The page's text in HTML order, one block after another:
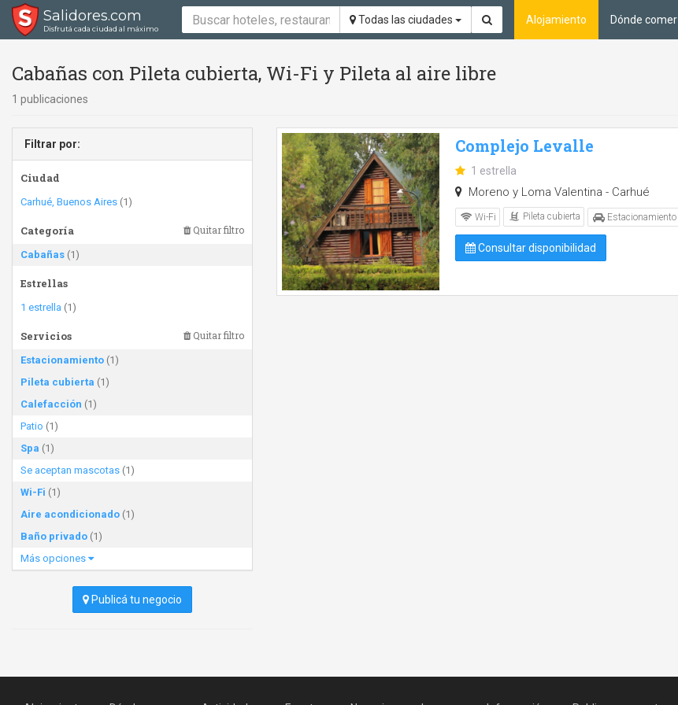
Salidores.com
Disfrutá cada ciudad al máximo
Todas las ciudades Alojamiento Dónde comer
Cabañas con Pileta cubierta, Wi-Fi y Pileta al aire libre
1 publicaciones
Filtrar por:
Ciudad
Carhué, Buenos Aires (1)
Categoría Quitar filtro
Cabañas (1)
Estrellas
1 estrella (1)
Servicios Quitar filtro
Estacionamiento (1)
Pileta cubierta (1)
Calefacción (1)
Patio (1)
Spa (1)
Se aceptan mascotas (1)
Wi-Fi (1)
Aire acondicionado (1)
Baño privado (1)
Más opciones
Publicá tu negocio
Complejo Levalle
1 estrella
Moreno y Loma Valentina - Carhué
Wi-Fi Pileta cubierta Estacionamiento
Consultar disponibilidad